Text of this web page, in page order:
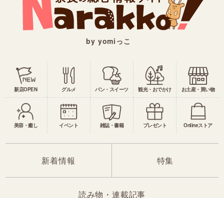
by yomiっこ
新店OPEN グルメ パン・スイーツ 観光・おでかけ お土産・買い物
美容・癒し イベント 雑誌・書籍 プレゼント Onlineストア
新着情報 特集
読み物・連載記事